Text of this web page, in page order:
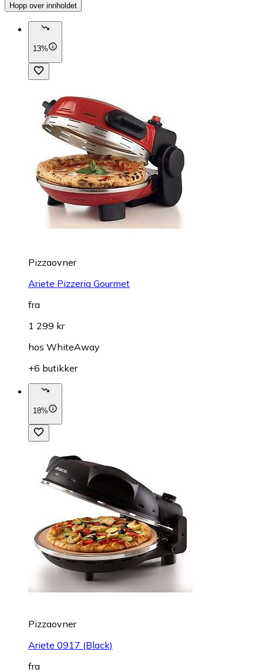
Hopp over innholdet
13%
Pizzaovner
Ariete Pizzeria Gourmet
fra
1 299 kr
hos WhiteAway
+6 butikker
18%
Pizzaovner
Ariete 0917 (Black)
fra